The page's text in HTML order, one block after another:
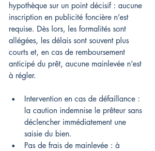
hypothèque sur un point décisif : aucune
inscription en publicité foncière n’est
requise. Dès lors, les formalités sont
allégées, les délais sont souvent plus
courts et, en cas de remboursement
anticipé du prêt, aucune mainlevée n’est
à régler.
Intervention en cas de défaillance :
la caution indemnise le prêteur sans
déclencher immédiatement une
saisie du bien.
Pas de frais de mainlevée : à